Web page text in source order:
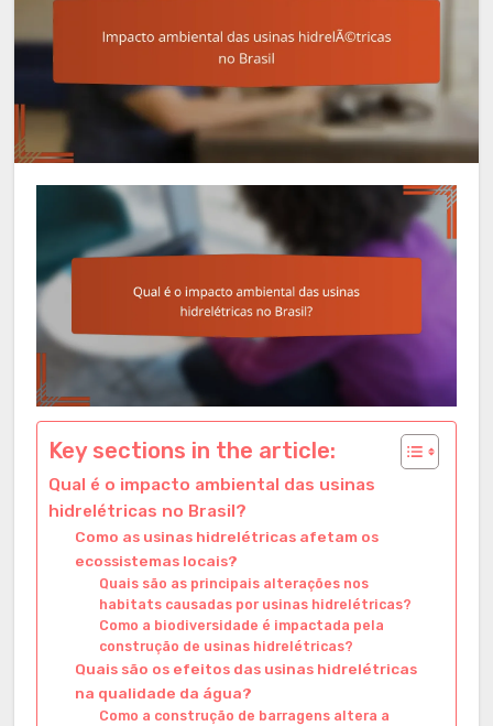
Key sections in the article:
Qual é o impacto ambiental das usinas
hidrelétricas no Brasil?
Como as usinas hidrelétricas afetam os
ecossistemas locais?
Quais são as principais alterações nos
habitats causadas por usinas hidrelétricas?
Como a biodiversidade é impactada pela
construção de usinas hidrelétricas?
Quais são os efeitos das usinas hidrelétricas
na qualidade da água?
Como a construção de barragens altera a